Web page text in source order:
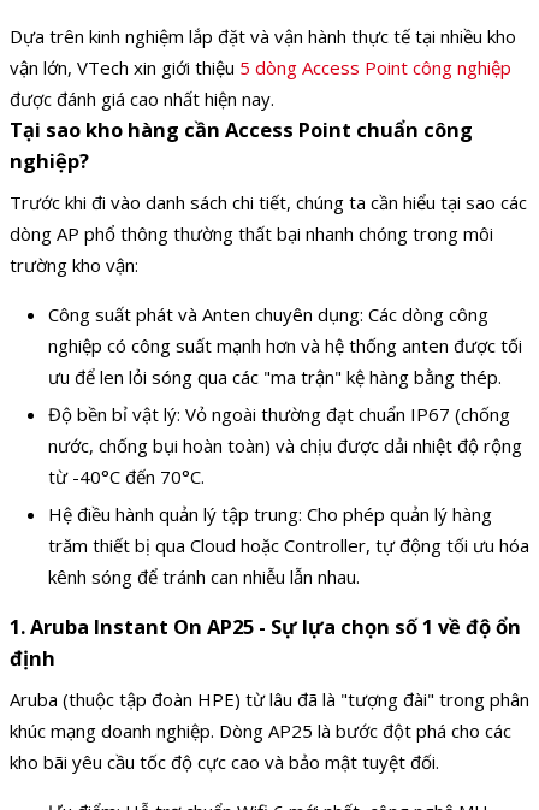
Dựa trên kinh nghiệm lắp đặt và vận hành thực tế tại nhiều kho
vận lớn, VTech xin giới thiệu 5 dòng Access Point công nghiệp
được đánh giá cao nhất hiện nay.
Tại sao kho hàng cần Access Point chuẩn công
nghiệp?
Trước khi đi vào danh sách chi tiết, chúng ta cần hiểu tại sao các
dòng AP phổ thông thường thất bại nhanh chóng trong môi
trường kho vận:
Công suất phát và Anten chuyên dụng: Các dòng công
nghiệp có công suất mạnh hơn và hệ thống anten được tối
ưu để len lỏi sóng qua các "ma trận" kệ hàng bằng thép.
Độ bền bỉ vật lý: Vỏ ngoài thường đạt chuẩn IP67 (chống
nước, chống bụi hoàn toàn) và chịu được dải nhiệt độ rộng
từ -40°C đến 70°C.
Hệ điều hành quản lý tập trung: Cho phép quản lý hàng
trăm thiết bị qua Cloud hoặc Controller, tự động tối ưu hóa
kênh sóng để tránh can nhiễu lẫn nhau.
1. Aruba Instant On AP25 - Sự lựa chọn số 1 về độ ổn
định
Aruba (thuộc tập đoàn HPE) từ lâu đã là "tượng đài" trong phân
khúc mạng doanh nghiệp. Dòng AP25 là bước đột phá cho các
kho bãi yêu cầu tốc độ cực cao và bảo mật tuyệt đối.